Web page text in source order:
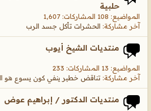
حلبية
المواضيع: 108 المشاركات: 1,607
آخر مشاركة: الحشرات تأكل جسد الرب
منتديات الشيخ أيوب
المواضيع: 13 المشاركات: 233
آخر مشاركة: تناقض خطير ينفي كون يسوع هو
منتديات الدكتور / إبراهيم عوض